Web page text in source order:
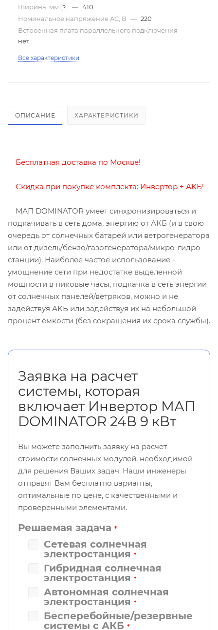
Ширина, мм
? — 410
Номинальное напряжение AC, В — 220
Встроенная плата параллельного подключения —
нет
Все характеристики
ОПИСАНИЕ ХАРАКТЕРИСТИКИ
Бесплатная доставка по Москве!
Скидка при покупке комплекта: Инвертор + АКБ!
МАП DOMINATOR умеет синхронизироваться и
подкачивать в сеть дома, энергию от АКБ (и в свою
очередь от солнечных батарей или ветрогенератора
или от дизель/бензо/газогенератора/микро-гидро-
станции). Наиболее частое использование -
умощнение сети при недостатке выделенной
мощности в пиковые часы, подкачка в сеть энергии
от солнечных панелей/ветряков, можно и не
задействуя АКБ или задействуя их на небольшой
процент ёмкости (без сокращения их срока службы).
Заявка на расчет
системы, которая
включает Инвертор МАП
DOMINATOR 24В 9 кВт
Вы можете заполнить заявку на расчет
стоимости солнечных модулей, необходимой
для решения Ваших задач. Наши инженеры
отправят Вам бесплатно варианты,
оптимальные по цене, с качественными и
проверенными элементами.
Решаемая задача *
Сетевая солнечная
электростанция *
Гибридная солнечная
электростанция *
Автономная солнечная
электростанция *
Бесперебойные/резервные
системы с АКБ *